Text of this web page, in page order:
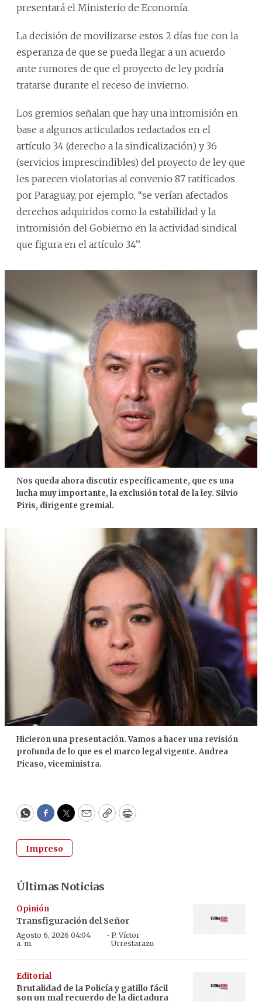
presentará el Ministerio de Economía.
La decisión de movilizarse estos 2 días fue con la
esperanza de que se pueda llegar a un acuerdo
ante rumores de que el proyecto de ley podría
tratarse durante el receso de invierno.
Los gremios señalan que hay una intromisión en
base a algunos articulados redactados en el
artículo 34 (derecho a la sindicalización) y 36
(servicios imprescindibles) del proyecto de ley que
les parecen violatorias al convenio 87 ratificados
por Paraguay, por ejemplo, ‘‘se verían afectados
derechos adquiridos como la estabilidad y la
intromisión del Gobierno en la actividad sindical
que figura en el artículo 34’’.
Nos queda ahora discutir específicamente, que es una
lucha muy importante, la exclusión total de la ley. Silvio
Piris, dirigente gremial.
Hicieron una presentación. Vamos a hacer una revisión
profunda de lo que es el marco legal vigente. Andrea
Picaso, viceministra.
WhatsApp
Facebook
Twitter
EmailCopyPrint
Impreso
Últimas Noticias
Opinión
Transfiguración del Señor
Agosto 6, 2026 04:04
a. m.
· P. Víctor
Urrestarazu
Editorial
Brutalidad de la Policía y gatillo fácil
son un mal recuerdo de la dictadura